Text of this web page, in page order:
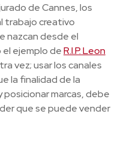
de Cannes, los
trabajo creativo
nazcan desde el
ejemplo deR.I.P. Leon
vez; usar los canales
la finalidad de la
marcas, debe
que se puede vender